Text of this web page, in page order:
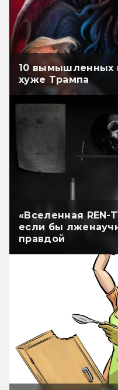
10 вымышленных
хуже Трампа
«Вселенная REN-
если бы
правдой